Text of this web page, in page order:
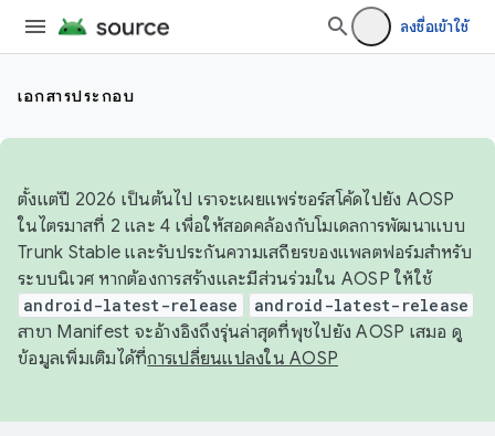
ลงชื่อเข้าใช้
เอกสารประกอบ
ตั้งแต่ปี 2026 เป็นต้นไป เราจะเผยแพร่ซอร์สโค้ดไปยัง AOSP
ในไตรมาสที่ 2 และ 4 เพื่อให้สอดคล้องกับโมเดลการพัฒนาแบบ
Trunk Stable และรับประกันความเสถียรของแพลตฟอร์มสำหรับ
ระบบนิเวศ หากต้องการสร้างและมีส่วนร่วมใน AOSP ให้ใช้
android-latest-release android-latest-release
สาขา Manifest จะอ้างอิงถึงรุ่นล่าสุดที่พุชไปยัง AOSP เสมอ ดู
ข้อมูลเพิ่มเติมได้ที่การเปลี่ยนแปลงใน AOSP